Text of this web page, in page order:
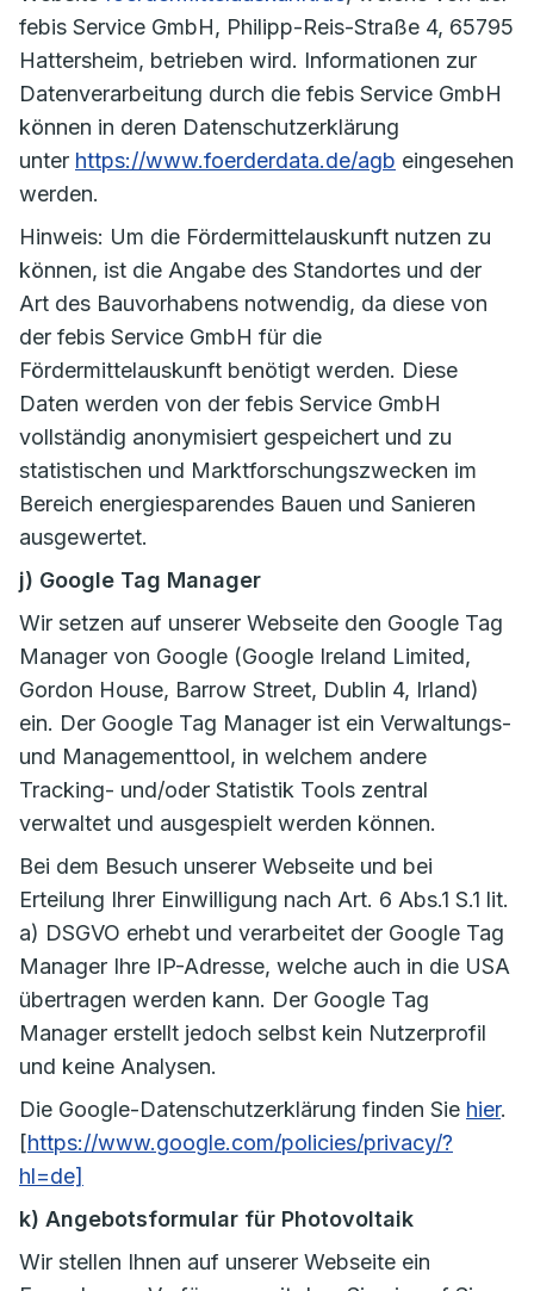
febis Service GmbH, Philipp-Reis-Straße 4, 65795
Hattersheim, betrieben wird. Informationen zur
Datenverarbeitung durch die febis Service GmbH
können in deren Datenschutzerklärung
unter https://www.foerderdata.de/agb eingesehen
werden.
Hinweis: Um die Fördermittelauskunft nutzen zu
können, ist die Angabe des Standortes und der
Art des Bauvorhabens notwendig, da diese von
der febis Service GmbH für die
Fördermittelauskunft benötigt werden. Diese
Daten werden von der febis Service GmbH
vollständig anonymisiert gespeichert und zu
statistischen und Marktforschungszwecken im
Bereich energiesparendes Bauen und Sanieren
ausgewertet.
j) Google Tag Manager
Wir setzen auf unserer Webseite den Google Tag
Manager von Google (Google Ireland Limited,
Gordon House, Barrow Street, Dublin 4, Irland)
ein. Der Google Tag Manager ist ein Verwaltungs-
und Managementtool, in welchem andere
Tracking- und/oder Statistik Tools zentral
verwaltet und ausgespielt werden können.
Bei dem Besuch unserer Webseite und bei
Erteilung Ihrer Einwilligung nach Art. 6 Abs.1 S.1 lit.
a) DSGVO erhebt und verarbeitet der Google Tag
Manager Ihre IP-Adresse, welche auch in die USA
übertragen werden kann. Der Google Tag
Manager erstellt jedoch selbst kein Nutzerprofil
und keine Analysen.
Die Google-Datenschutzerklärung finden Sie hier.
[https://www.google.com/policies/privacy/?
hl=de]
k) Angebotsformular für Photovoltaik
Wir stellen Ihnen auf unserer Webseite ein